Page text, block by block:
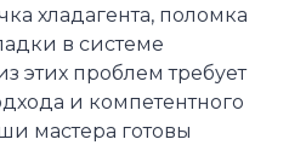
хладагента, поломка
в системе
этих проблем требует
и компетентного
мастера готовы